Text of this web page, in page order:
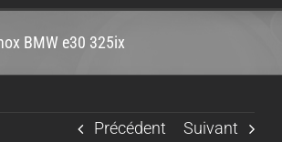
BMW e30 325ix
Précédent Suivant